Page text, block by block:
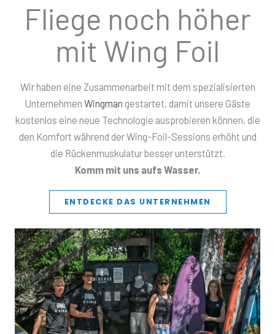
Fliege noch höher
mit Wing Foil
Wir haben eine Zusammenarbeit mit dem spezialisierten
Unternehmen Wingman gestartet, damit unsere Gäste
kostenlos eine neue Technologie ausprobieren können, die
den Komfort während der Wing-Foil-Sessions erhöht und
die Rückenmuskulatur besser unterstützt.
Komm mit uns aufs Wasser.
ENTDECKE DAS UNTERNEHMEN